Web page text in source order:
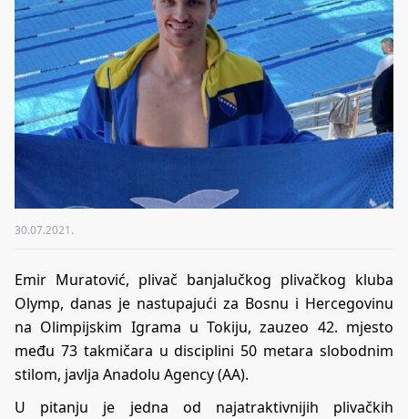
30.07.2021.
Emir Muratović, plivač banjalučkog plivačkog kluba
Olymp, danas je nastupajući za Bosnu i Hercegovinu
na Olimpijskim Igrama u Tokiju, zauzeo 42. mjesto
među 73 takmičara u disciplini 50 metara slobodnim
stilom, javlja Anadolu Agency (AA).
U pitanju je jedna od najatraktivnijih plivačkih